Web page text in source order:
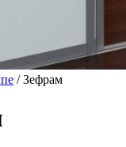
/ Зефрам